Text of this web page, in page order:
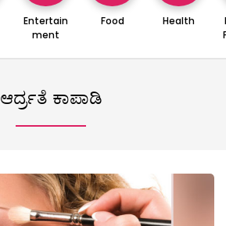
Entertain
ment
Food Health
ಆರ್ದ್ರತೆ ಕಾಪಾಡಿ